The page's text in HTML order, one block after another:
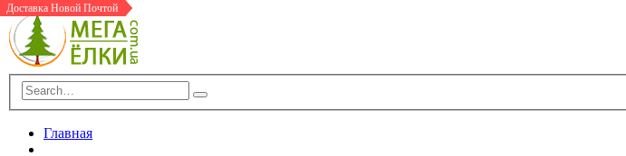
Главная
Доставка Новой Почтой
Доставка Новой Почтой
В Шоу-Руме
Доставка Новой Почтой
Доставка Новой Почтой
Доставка Новой Почтой